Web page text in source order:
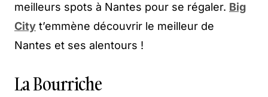
meilleurs spots à Nantes pour se régaler. Big
City t’emmène découvrir le meilleur de
Nantes et ses alentours !
La Bourriche